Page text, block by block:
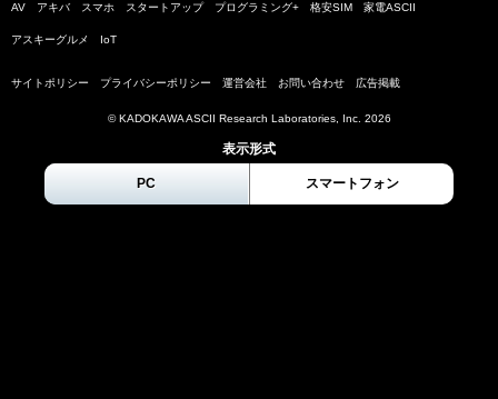
AV アキバ スマホ スタートアップ プログラミング+ 格安SIM 家電ASCII
アスキーグルメ IoT
サイトポリシー プライバシーポリシー 運営会社 お問い合わせ 広告掲載
© KADOKAWA ASCII Research Laboratories, Inc. 2026
表示形式
PC スマートフォン